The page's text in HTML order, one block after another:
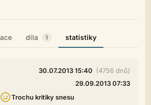
díla 1 statistiky
30.07.2013 15:40 (4756 dnů)
29.09.2013 07:33
Trochu kritiky snesu